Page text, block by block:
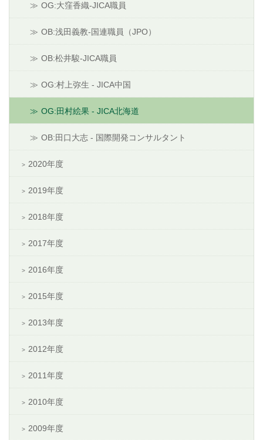
OG:大窪香織-JICA職員
OB:浅田義教-国連職員（JPO）
OB:松井駿-JICA職員
OG:村上弥生 - JICA中国
OG:田村絵果 - JICA北海道
OB:田口大志 - 国際開発コンサルタント
2020年度
2019年度
2018年度
2017年度
2016年度
2015年度
2013年度
2012年度
2011年度
2010年度
2009年度